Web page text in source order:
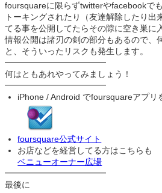
foursquareに限らずtwitterやfacebookで
トーキングされたり（友達解除したり出
てる事を公開してたらその隙に空き巣に
情報公開は諸刃の剣の部分もあるので、
と、そういったリスクも発生します。
━━━━━━━━━━━━
何はともあれやってみましょう！
━━━━━━━━━━━━
iPhone / Android でfoursquareアプリ
foursquare公式サイト
お店などを経営してる方はこちらも
ベニューオーナー広場
━━━━━━━━━━━━
最後に